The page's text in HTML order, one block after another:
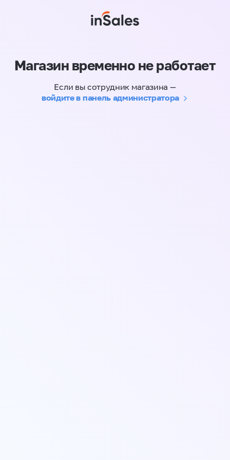
Магазин временно не работает
Если вы сотрудник магазина —
войдите в панель администратора